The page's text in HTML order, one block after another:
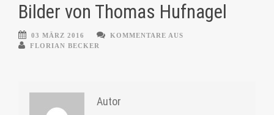
Bilder von Thomas Hufnagel
03 MÄRZ 2016
KOMMENTARE AUS
FLORIAN BECKER
Autor